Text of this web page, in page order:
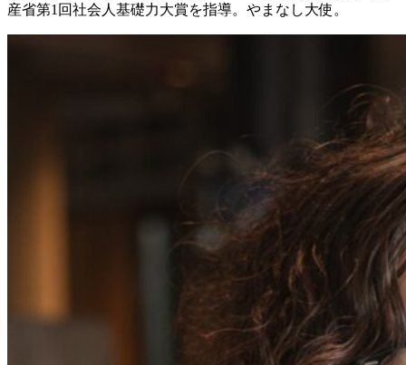
産省第1回社会人基礎力大賞を指導。やまなし大使。